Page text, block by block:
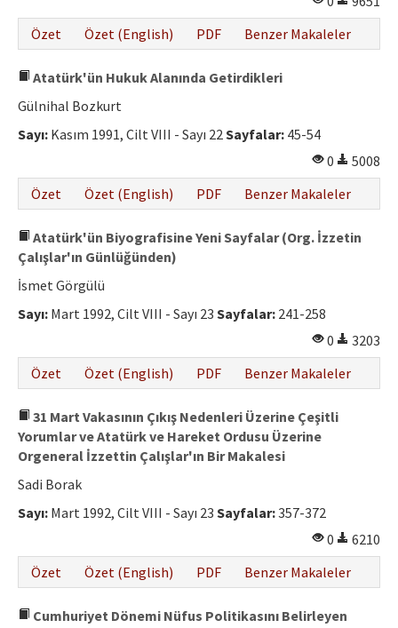
Özet
Özet (English) PDF Benzer Makaleler
Atatürk'ün Hukuk Alanında Getirdikleri
Gülnihal Bozkurt
Sayı: Kasım 1991, Cilt VIII - Sayı 22Sayfalar: 45-54
0
5008
Özet
Özet (English) PDF Benzer Makaleler
Atatürk'ün Biyografisine Yeni Sayfalar (Org. İzzetin
Çalışlar'ın Günlüğünden)
İsmet Görgülü
Sayı: Mart 1992, Cilt VIII - Sayı 23 Sayfalar: 241-258
0
3203
Özet
Özet (English) PDF Benzer Makaleler
31 Mart Vakasının Çıkış Nedenleri Üzerine Çeşitli
Yorumlar ve Atatürk ve Hareket Ordusu Üzerine
Orgeneral İzzettin Çalışlar'ın Bir Makalesi
Sadi Borak
Sayı: Mart 1992, Cilt VIII - Sayı 23 Sayfalar:357-372
0
6210
Özet
Özet (English) PDF Benzer Makaleler
Cumhuriyet Dönemi Nüfus Politikasını Belirleyen